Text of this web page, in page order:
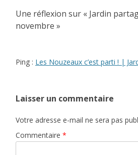
Une réflexion sur « Jardin
novembre »
Ping : Les Nouzeaux c’est parti ! |
Laisser un commentaire
Votre adresse e-mail ne sera pas
Commentaire *